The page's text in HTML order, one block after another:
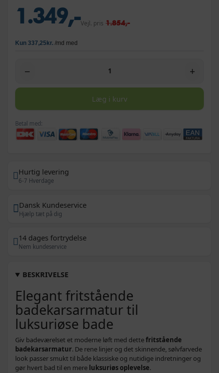
1.349,-Vejl. pris 1.854,-
− +
Læg i kurv
Betal med:
Hurtig levering
6-7 Hverdage
Dansk Kundeservice
Hjælp tæt på dig
14 dages fortrydelse
Nem kundeservice
BESKRIVELSE
Elegant fritstående
badekarsarmatur til
luksuriøse bade
Giv badeværelset et moderne løft med dettefritstående
badekarsarmatur. De rene linjer og det skinnende, sølvfarvede
look passer smukt til både klassiske og nutidige indretninger og
gør hvert bad til en mere luksuriøs oplevelse.